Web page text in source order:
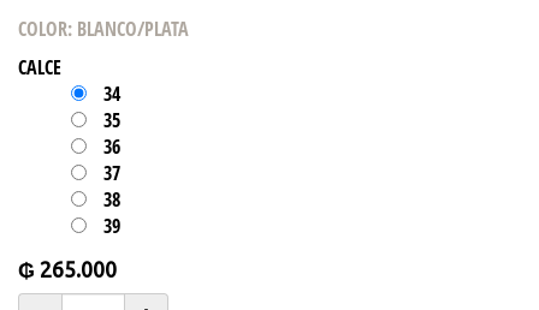
COLOR: BLANCO/PLATA
CALCE
34
35
36
37
38
39
₲ 265.000